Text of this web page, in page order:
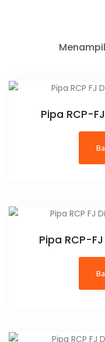
Pipa RCP-
Pipa RCP-